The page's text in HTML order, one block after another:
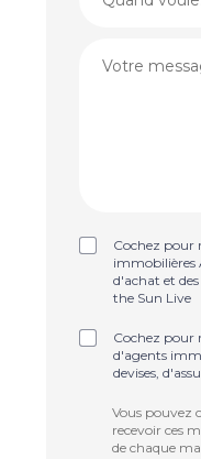
Cochez pour
immobilières
d'achat et
the Sun Live
Cochez pour
d'agents
devises,
Vous pouvez
recevoir ces
de chaque